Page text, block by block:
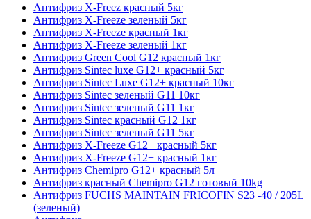
Антифриз X-Freez красный 5кг
Антифриз X-Freeze зеленый 5кг
Антифриз X-Freeze красный 1кг
Антифриз X-Freeze зеленый 1кг
Антифриз Green Cool G12 красный 1кг
Антифриз Sintec luxe G12+ красный 5кг
Антифриз Sintec Luxe G12+ красный 10кг
Антифриз Sintec зеленый G11 10кг
Антифриз Sintec зеленый G11 1кг
Антифриз Sintec красный G12 1кг
Антифриз Sintec зеленый G11 5кг
Антифриз X-Freeze G12+ красный 5кг
Антифриз X-Freeze G12+ красный 1кг
Антифриз Chemipro G12+ красный 5л
Антифриз красный Chemipro G12 готовый 10kg
Антифриз FUCHS MAINTAIN FRICOFIN S23 -40 / 205L
(зеленый)